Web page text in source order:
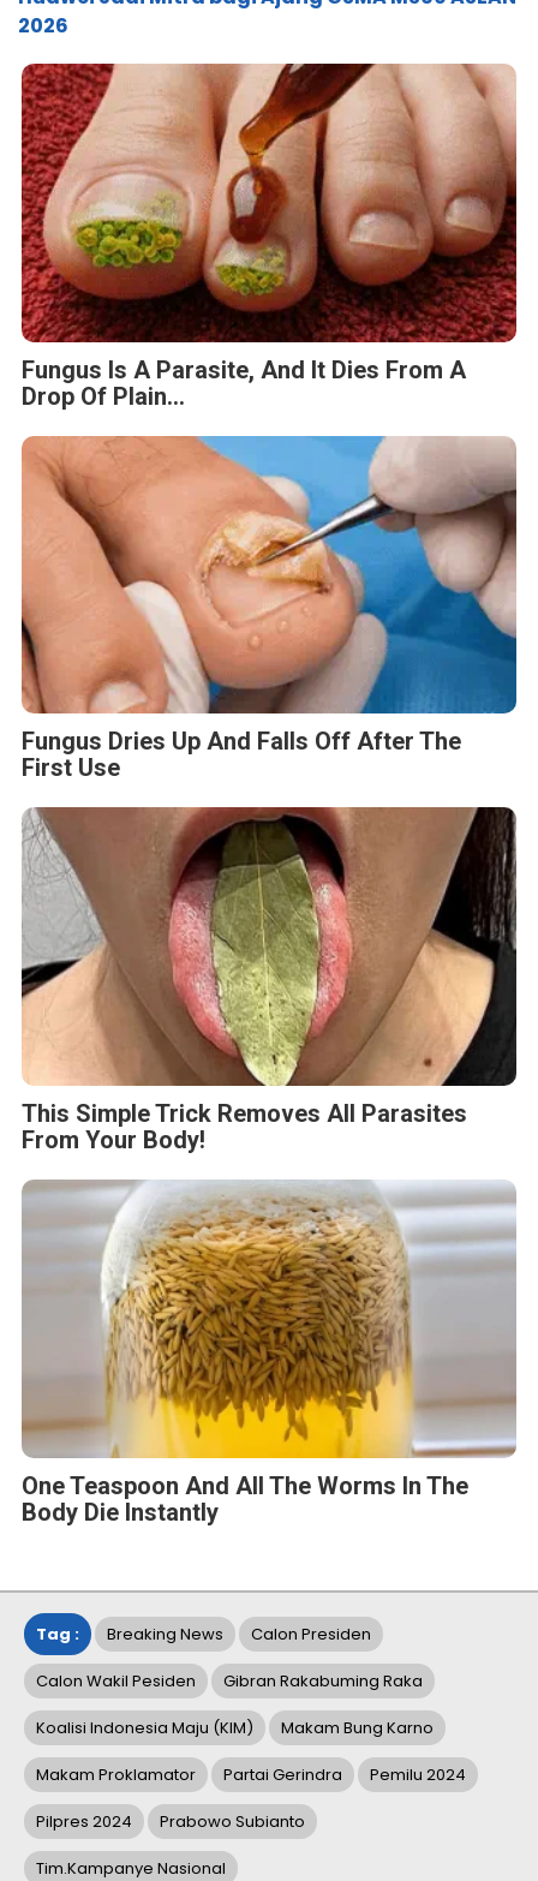
2026
Fungus Is A Parasite, And It Dies From A
Drop Of Plain...
Fungus Dries Up And Falls Off After The
First Use
This Simple Trick Removes All Parasites
From Your Body!
One Teaspoon And All The Worms In The
Body Die Instantly
Tag : Breaking News Calon Presiden
Calon Wakil Pesiden Gibran Rakabuming Raka
Koalisi Indonesia Maju (KIM) Makam Bung Karno
Makam Proklamator Partai Gerindra Pemilu 2024
Pilpres 2024 Prabowo Subianto
Tim.Kampanye Nasional